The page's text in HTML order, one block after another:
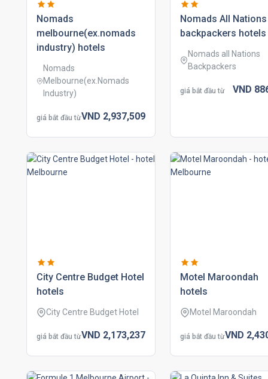
nomads
melbourne(ex.nomads
industry) hotels
Nomads
Melbourne(ex.Nomads
Industry)
giá bắt đầu từVND 2,937,509
nomads all nations
backpackers hotels
Nomads all Nations
Backpackers
giá bắt đầu từ VND
city centre budget hotel
hotels
City Centre Budget Hotel
giá bắt đầu từVND 2,173,237
motel maroondah
hotels
Motel Maroondah
giá bắt đầu từVND